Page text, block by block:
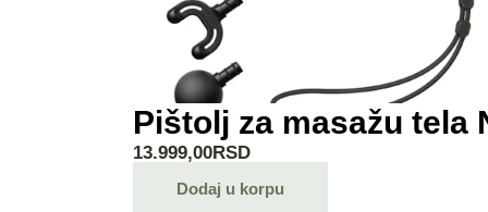
Pištolj za masažu tela
13.999,00RSD
Dodaj u korpu